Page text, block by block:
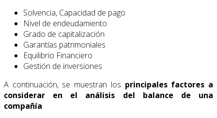
Solvencia, Capacidad de pago
Nivel de endeudamiento
Grado de capitalización
Garantías patrimoniales
Equilibrio Financiero
Gestión de inversiones
A continuación, se muestran los principales factores a
considerar en el análisis del balance de una
compañía.